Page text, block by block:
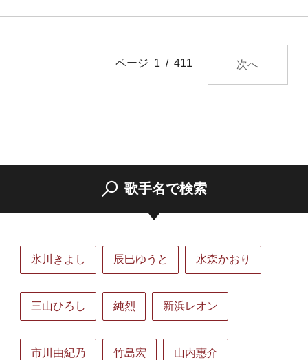
ページ 1 / 411 次へ
歌手名で検索
氷川きよし 辰巳ゆうと 水森かおり
三山ひろし 純烈 新浜レオン
市川由紀乃 竹島宏 山内惠介